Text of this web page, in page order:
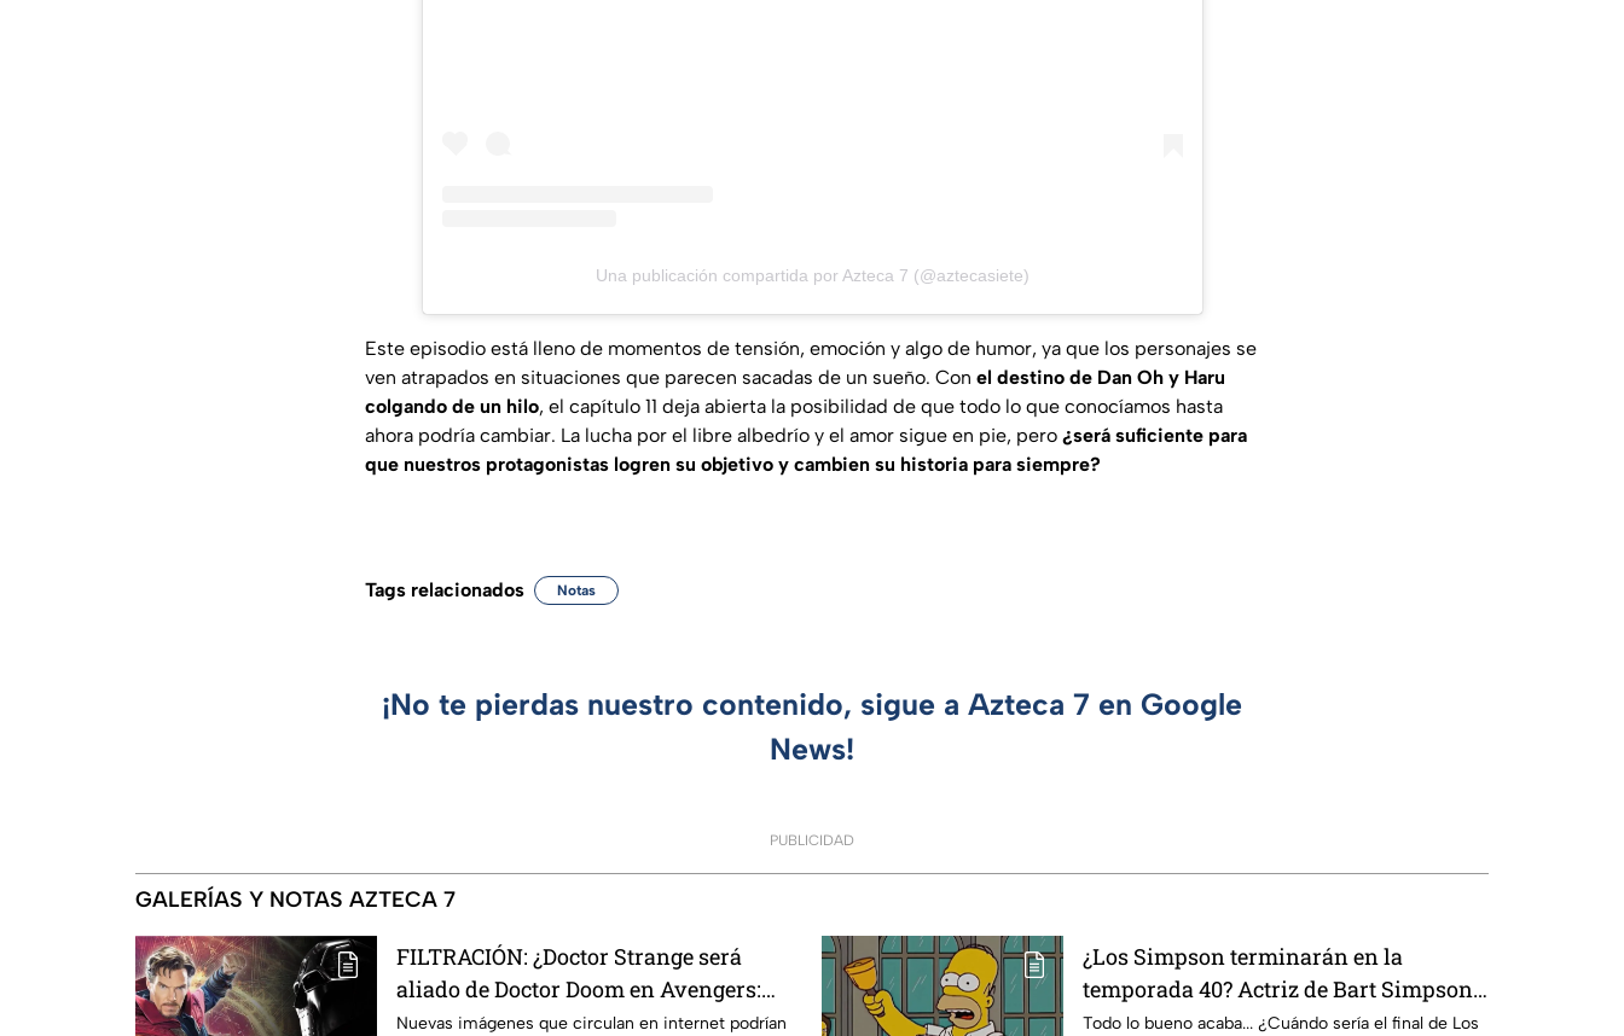
Una publicación compartida por Azteca 7 (@aztecasiete)
Este episodio está lleno de momentos de tensión, emoción y algo de humor, ya que los personajes se
ven atrapados en situaciones que parecen sacadas de un sueño. Con el destino de Dan Oh y Haru
colgando de un hilo, el capítulo 11 deja abierta la posibilidad de que todo lo que conocíamos hasta
ahora podría cambiar. La lucha por el libre albedrío y el amor sigue en pie, pero ¿será suficiente para
que nuestros protagonistas logren su objetivo y cambien su historia para siempre?
Tags relacionados Notas
¡No te pierdas nuestro contenido, sigue a Azteca 7 en Google
News!
PUBLICIDAD
GALERÍAS Y NOTAS AZTECA 7
FILTRACIÓN: ¿Doctor Strange será
aliado de Doctor Doom en Avengers:
Doomsday? Esto revelan las nuevas
Nuevas imágenes que circulan en internet podrían
¿Los Simpson terminarán en la
temporada 40? Actriz de Bart Simpson
da IMPACTANTE declaración
Todo lo bueno acaba... ¿Cuándo sería el final de Los